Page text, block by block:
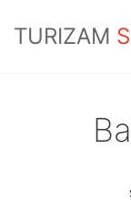
TURIZAM